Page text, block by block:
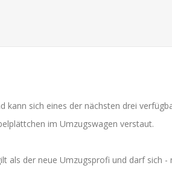
sich eines der nächsten drei
im Umzugswagen verstaut.
als der neue Umzugsprofi und darf sich -